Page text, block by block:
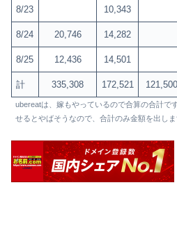
8/23 10,343
8/24 20,746 14,282
8/25 12,436 14,501
計 335,308 172,521 121,500
ubereatは、嫁もやっているので合算の合計で
せるとやばそうなので、合計のみ金額を出しま